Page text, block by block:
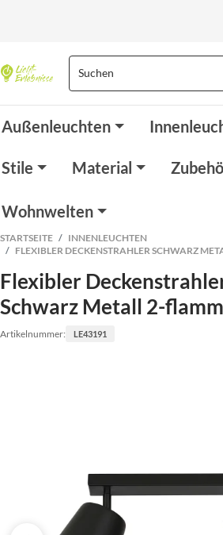
Außenleuchten
Stile Material
Wohnwelten
STARTSEITE
INNENLEUCHTEN
FLEXIBLER DECKENSTRAHLER SCHWARZ
Flexibler
Schwarz Metall 2-
Artikelnummer: LE43191